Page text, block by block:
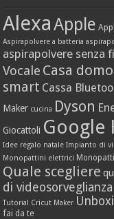
AlexaApple
Aspirapolvere a batteria
aspirapolvere senza
Vocale Casa
smart Cassa
Maker cucina Dyson
Giocattoli Google
Idee regalo natale Impianto di
Monopattini elettrici
Quale scegliere
di videosorveglianza
Tutorial Cricut Maker
fai da te